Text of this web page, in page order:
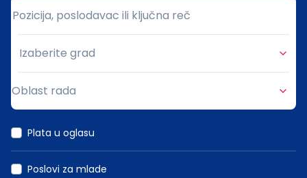
Pozicija, poslodavac ili ključna reč
Pozicija, poslodavac ili ključna reč
Grad
Izaberite grad
Oblast rada
Plata u oglasu
Poslovi za mlade